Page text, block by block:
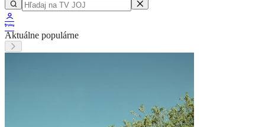
Aktuálne populárne